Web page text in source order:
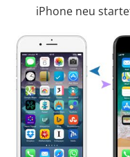
iPhone neu